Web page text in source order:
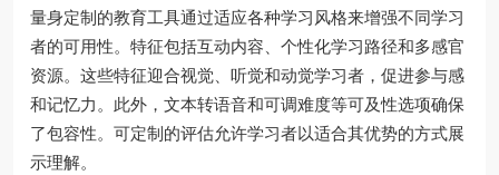
量身定制的教育工具通过适应各种学习风格来增强不同学习
者的可用性。特征包括互动内容、个性化学习路径和多感官
资源。这些特征迎合视觉、听觉和动觉学习者，促进参与感
和记忆力。此外，文本转语音和可调难度等可及性选项确保
了包容性。可定制的评估允许学习者以适合其优势的方式展
示理解。